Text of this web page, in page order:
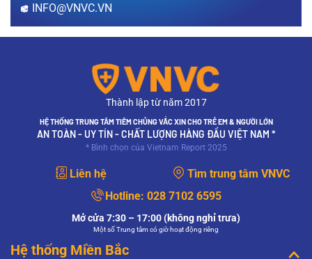
XEM THÊM
gì? Em đang mang thai, mắc sùi mào gà thì có
ảnh hưởng như thế nào đến sức khỏe thai nhi?
Mong bác sĩ giải…
Mục đích của xét nghiệm PAP và xét nghiệm
HPV có giống nhau không?
HPV có giống nhau không?
XEM THÊM
Làm gì khi xét nghiệm PAP có kết quả bất
thường?
Thưa bác sĩ, tôi vừa tiến hành phương pháp
INFO@VNVC.VN
Thành lập từ năm 2017
HỆ THỐNG TRUNG TÂM TIÊM CHỦNG VẮC XIN CHO TRẺ EM & NGƯỜI LỚN
AN TOÀN - UY TÍN - CHẤT LƯỢNG HÀNG ĐẦU VIỆT NAM *
* Bình chọn của Vietnam Report 2025
Liên hệ
Tìm trung tâm VNVC
Hotline: 028 7102 6595
Mở cửa 7:30 – 17:00 (không nghỉ trưa)
Một số Trung tâm có giờ hoạt động riêng
Hệ thống Miền Bắc